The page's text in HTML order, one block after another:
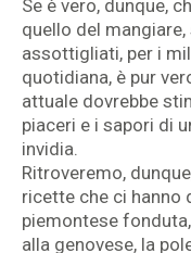
Se è vero, dunque,
quello del
assottigliati, per i
quotidiana, è pur
attuale dovrebbe
piaceri e i sapori di
invidia.
Ritroveremo,
ricette che ci hanno
piemontese
alla genovese, la